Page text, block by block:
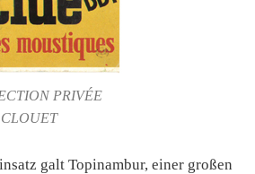
PRIVÉE
galt Topinambur, einer großen